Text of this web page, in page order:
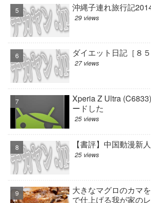
沖縄子連れ旅行記
29 views
ダイエット日記［８５
27 views
Xperia Z Ultra
ードした
25 views
【書評】中国動漫新
25 views
大きなマグロのカマ
で仕上げる我が家の